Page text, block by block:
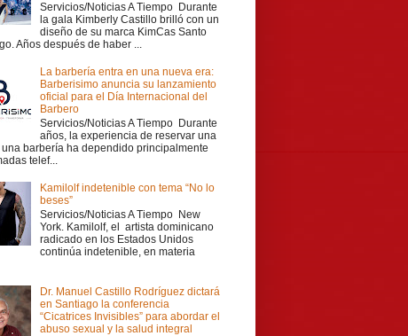
Servicios/Noticias A Tiempo Durante
la gala Kimberly Castillo brilló con un
diseño de su marca KimCas Santo
Años después de haber ...
La barbería entra en una nueva era:
Barberisimo anuncia su lanzamiento
oficial para el Día Internacional del
Barbero
Servicios/Noticias A Tiempo Durante
años, la experiencia de reservar una
barbería ha dependido principalmente
telef...
Kamilolf indetenible con tema “No lo
beses”
Servicios/Noticias A Tiempo New
York. Kamilolf, el artista dominicano
radicado en los Estados Unidos
continúa indetenible, en materia
Dr. Manuel Castillo Rodríguez dictará
en Santiago la conferencia
“Cicatrices Invisibles” para abordar el
abuso sexual y la salud integral